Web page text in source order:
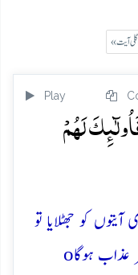
آیت
Play
لَہُمۡ
کو جھٹلایا تو
عذاب ہوگاo